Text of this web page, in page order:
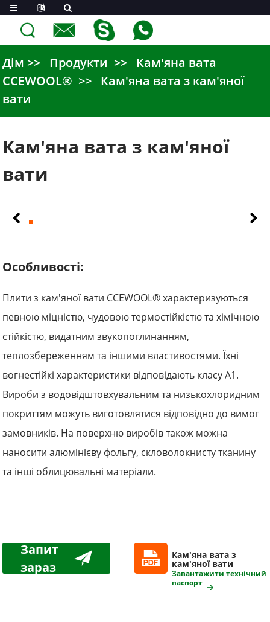
Дім Продукти
Кам'яна вата
CCEWOOL®
Кам'яна вата з кам'яної
вати
Кам'яна вата з кам'яної
вати
Особливості:
Плити з кам'яної вати CCEWOOL® характеризуються
певною міцністю, чудовою термостійкістю та хімічною
стійкістю, видатним звукопоглинанням,
теплозбереженням та іншими властивостями. Їхні
вогнестійкі характеристики відповідають класу А1.
Вироби з водовідштовхувальним та низькохлоридним
покриттям можуть виготовлятися відповідно до вимог
замовників. На поверхню виробів також можна
наносити алюмінієву фольгу, скловолокнисту тканину
та інші облицювальні матеріали.
Запит
зараз
Кам'яна вата з
кам'яної вати
Завантажити технічний
паспорт